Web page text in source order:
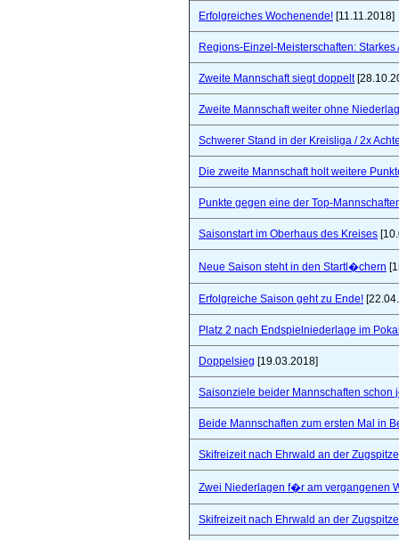
Erfolgreiches Wochenende! [11.11.2018]
Regions-Einzel-Meisterschaften:
Zweite Mannschaft siegt doppelt
Zweite Mannschaft weiter ohne
Schwerer Stand in der Kreisliga / 2x
Die zweite Mannschaft holt weitere
Punkte gegen eine der Top-
Saisonstart im Oberhaus des Kreises
Neue Saison steht in den Startl�chern
Erfolgreiche Saison geht zu Ende!
Platz 2 nach Endspielniederlage im
Doppelsieg [19.03.2018]
Saisonziele beider Mannschaften schon
Beide Mannschaften zum ersten Mal in
Skifreizeit nach Ehrwald an der Zugspitze
Zwei Niederlagen f�r am vergangenen
Skifreizeit nach Ehrwald an der Zugspitze